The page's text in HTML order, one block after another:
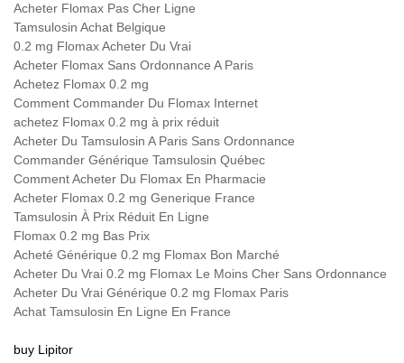
Acheter Flomax Pas Cher Ligne
Tamsulosin Achat Belgique
0.2 mg Flomax Acheter Du Vrai
Acheter Flomax Sans Ordonnance A Paris
Achetez Flomax 0.2 mg
Comment Commander Du Flomax Internet
achetez Flomax 0.2 mg à prix réduit
Acheter Du Tamsulosin A Paris Sans Ordonnance
Commander Générique Tamsulosin Québec
Comment Acheter Du Flomax En Pharmacie
Acheter Flomax 0.2 mg Generique France
Tamsulosin À Prix Réduit En Ligne
Flomax 0.2 mg Bas Prix
Acheté Générique 0.2 mg Flomax Bon Marché
Acheter Du Vrai 0.2 mg Flomax Le Moins Cher Sans Ordonnance
Acheter Du Vrai Générique 0.2 mg Flomax Paris
Achat Tamsulosin En Ligne En France
buy Lipitor